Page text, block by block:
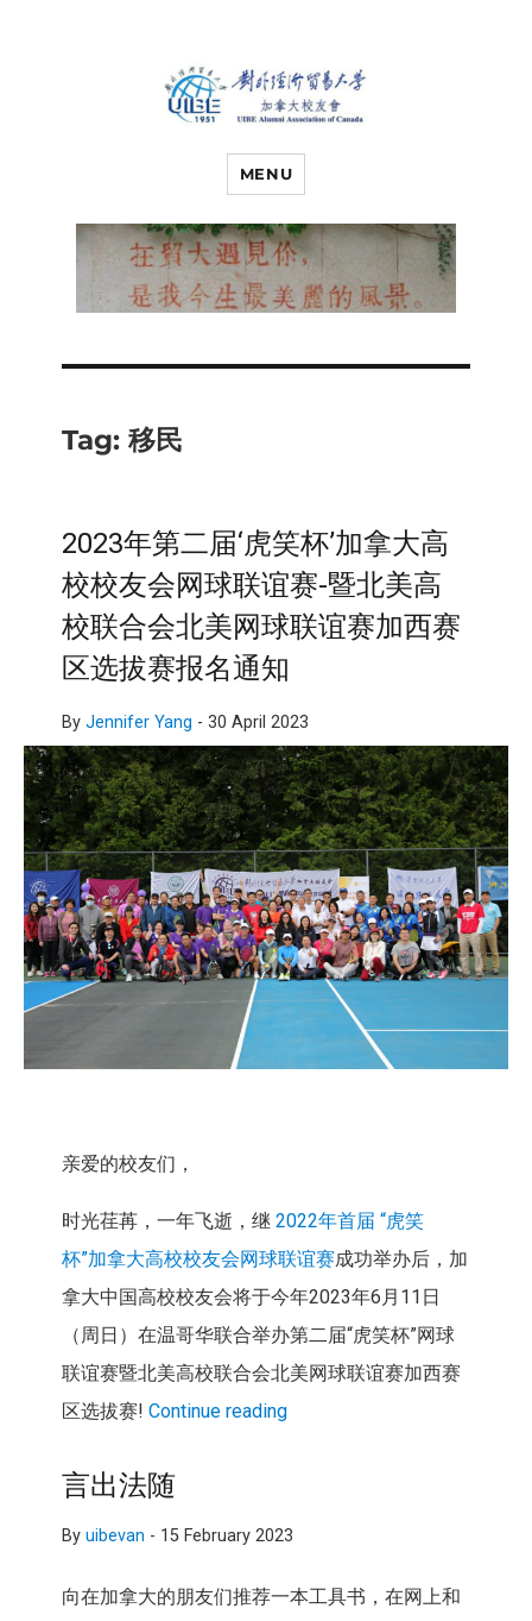
对外经济贸易
大学加拿大校
友会
MENU
Tag: 移民
2023年第二届‘虎笑杯’加拿大高
校校友会网球联谊赛-暨北美高
校联合会北美网球联谊赛加西赛
区选拔赛报名通知
By Jennifer Yang - 30 April 2023
亲爱的校友们，
时光荏苒，一年飞逝，继 2022年首届 “虎笑
杯”加拿大高校校友会网球联谊赛成功举办后，加
拿大中国高校校友会将于今年2023年6月11日
（周日）在温哥华联合举办第二届“虎笑杯”网球
联谊赛暨北美高校联合会北美网球联谊赛加西赛
区选拔赛! Continue reading
言出法随
By uibevan - 15 February 2023
向在加拿大的朋友们推荐一本工具书，在网上和